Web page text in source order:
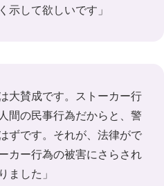
示して欲しいです」
大賛成です。ストーカー行
間の民事行為だからと、警
ずです。それが、法律がで
カー行為の被害にさらされ
ました」